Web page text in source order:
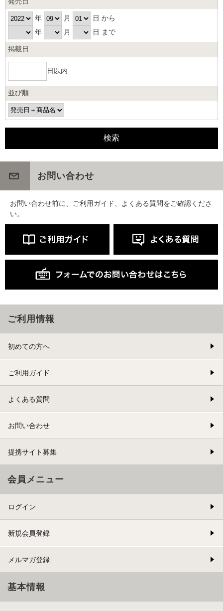
年 月
日 から
年
月 日 まで
掲載日
日以内
並び順
お問い合わせ
お問い合わせ前に、ご利用ガイド、よくある質問をご確認くださ
い。
ご利用情報
初めての方へ
ご利用ガイド
よくある質問
お問い合わせ
提携サイト募集
会員メニュー
ログイン
新規会員登録
メルマガ登録
基本情報